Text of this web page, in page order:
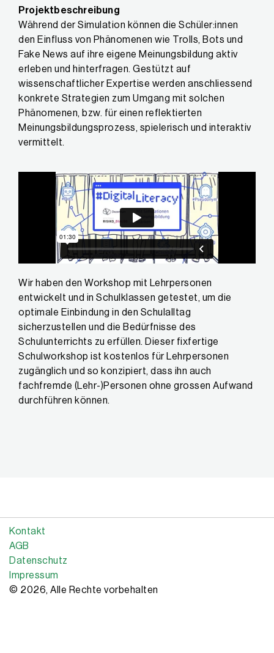
Projektbeschreibung
Während der Simulation können die Schüler:innen
den Einfluss von Phänomenen wie Trolls, Bots und
Fake News auf ihre eigene Meinungsbildung aktiv
erleben und hinterfragen. Gestützt auf
wissenschaftlicher Expertise werden anschliessend
konkrete Strategien zum Umgang mit solchen
Phänomenen, bzw. für einen reflektierten
Meinungsbildungsprozess, spielerisch und interaktiv
vermittelt.
Wir haben den Workshop mit Lehrpersonen
entwickelt und in Schulklassen getestet, um die
optimale Einbindung in den Schulalltag
sicherzustellen und die Bedürfnisse des
Schulunterrichts zu erfüllen. Dieser fixfertige
Schulworkshop ist kostenlos für Lehrpersonen
zugänglich und so konzipiert, dass ihn auch
fachfremde (Lehr-)Personen ohne grossen Aufwand
durchführen können.
© 2026, Alle Rechte vorbehalten
Impressum
Datenschutz
AGB
Kontakt